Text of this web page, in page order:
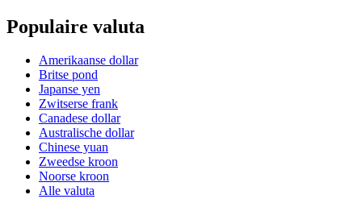
Populaire valuta
Amerikaanse dollar
Britse pond
Japanse yen
Zwitserse frank
Canadese dollar
Australische dollar
Chinese yuan
Zweedse kroon
Noorse kroon
Alle valuta